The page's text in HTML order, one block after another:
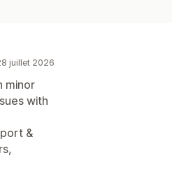
juillet 2026
minor
with
&